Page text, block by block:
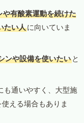
有酸素運動を続けた
たい人に向いていま
ンや設備を使いたい と
も通いやすく、大型施
える場合もありま